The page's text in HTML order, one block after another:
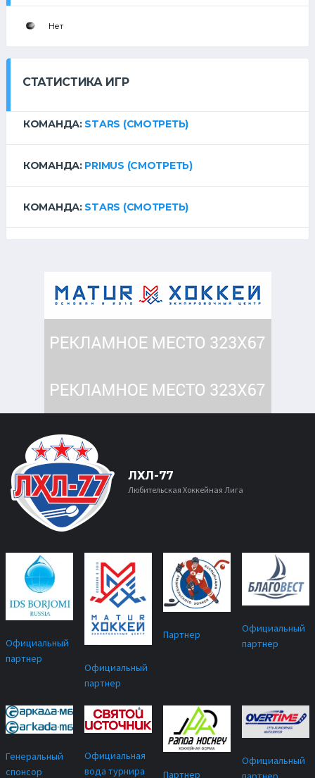
Нет
СТАТИСТИКА ИГР
КОМАНДА: STARS (СМОТРЕТЬ)
КОМАНДА: PRIMUS (СМОТРЕТЬ)
КОМАНДА: STARS (СМОТРЕТЬ)
ЛХЛ-77
Любительская Хоккейная Лига
Официальный
партнер
Официальный
партнер
Партнер
Официальный
партнер
Генеральный
спонсор
Официальная
вода турнира
Партнер
Официальный